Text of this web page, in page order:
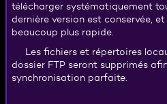
télécharger systématiquement
dernière version est conservée,
beaucoup plus rapide.
Les fichiers et répertoires
dossier FTP seront supprimés
synchronisation parfaite.